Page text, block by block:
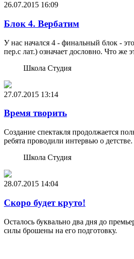
26.07.2015 16:09
Блок 4. Вербатим
У нас начался 4 - финальный блок -
пер.с лат.) означает дословно. Что же
Школа Студия
27.07.2015 13:14
Время творить
Создание спектакля продолжается
ребята проводили интервью о детстве.
Школа Студия
28.07.2015 14:04
Скоро будет круто!
Осталось буквально два дня до
силы брошены на его подготовку.